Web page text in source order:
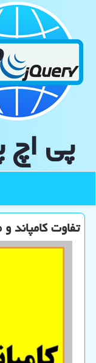
پی
تفاوت کامپاند